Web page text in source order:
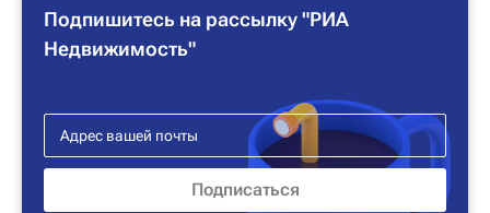
Подпишитесь на рассылку "РИА
Недвижимость"